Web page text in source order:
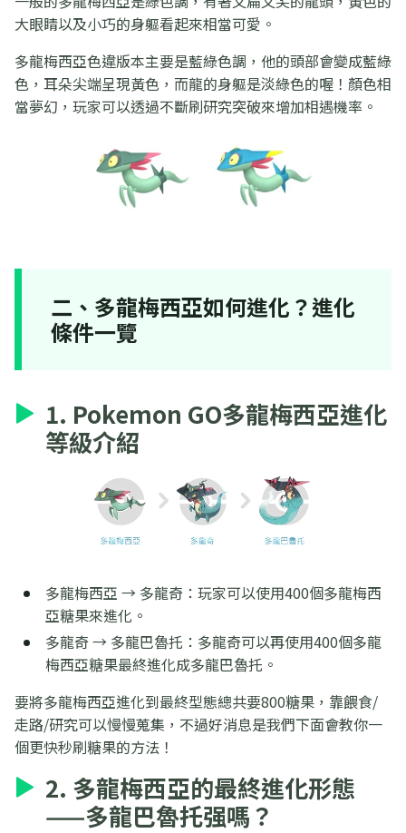
大眼睛以及小巧的身軀看起來相當可愛。
多龍梅西亞色違版本主要是藍綠色調，他的頭部會變成藍綠
色，耳朵尖端呈現黃色，而龍的身軀是淡綠色的喔！顏色相
當夢幻，玩家可以透過不斷刷研究突破來增加相遇機率。
二、多龍梅西亞如何進化？進化
條件一覽
1. Pokemon GO多龍梅西亞進化
等級介紹
多龍梅西亞 → 多龍奇：玩家可以使用400個多龍梅西
亞糖果來進化。
多龍奇 → 多龍巴魯托：多龍奇可以再使用400個多龍
梅西亞糖果最終進化成多龍巴魯托。
要將多龍梅西亞進化到最終型態總共要800糖果，靠餵食/
走路/研究可以慢慢蒐集，不過好消息是我們下面會教你一
個更快秒刷糖果的方法！
2. 多龍梅西亞的最終進化形態
——多龍巴魯托强嗎？